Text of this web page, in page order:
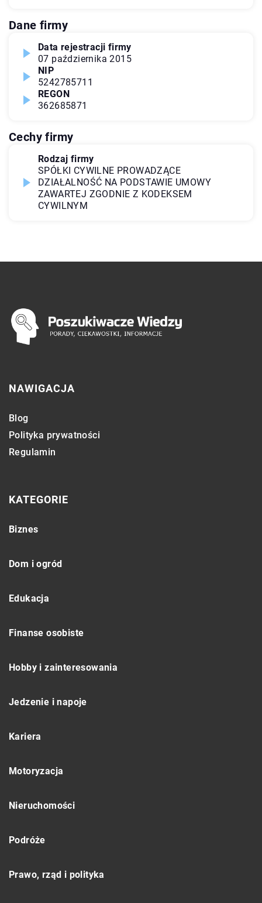
Dane firmy
Data rejestracji firmy
07 października 2015
NIP
5242785711
REGON
362685871
Cechy firmy
Rodzaj firmy
SPÓŁKI CYWILNE PROWADZĄCE
DZIAŁALNOŚĆ NA PODSTAWIE UMOWY
ZAWARTEJ ZGODNIE Z KODEKSEM
CYWILNYM
NAWIGACJA
Blog
Polityka prywatności
Regulamin
KATEGORIE
Biznes
Dom i ogród
Edukacja
Finanse osobiste
Hobby i zainteresowania
Jedzenie i napoje
Kariera
Motoryzacja
Nieruchomości
Podróże
Prawo, rząd i polityka